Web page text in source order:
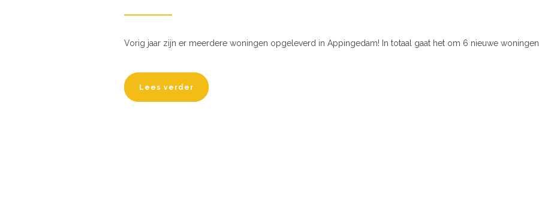
Vorig jaar zijn er meerdere woningen opgeleverd in Appingedam! In totaal gaat het om 6 nieuwe woningen.
Lees verder